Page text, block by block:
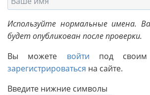
Используйте нормальные имена.
будет опубликован после проверки.
Вы можете войти под своим
зарегистрироваться на сайте.
Введите нижние символы